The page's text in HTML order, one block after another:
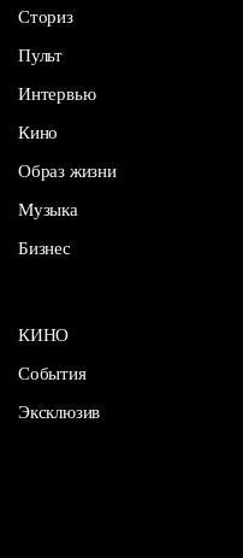
Сториз
Пульт
Интервью
Кино
Образ жизни
Музыка
Бизнес
КИНО
События
Эксклюзив